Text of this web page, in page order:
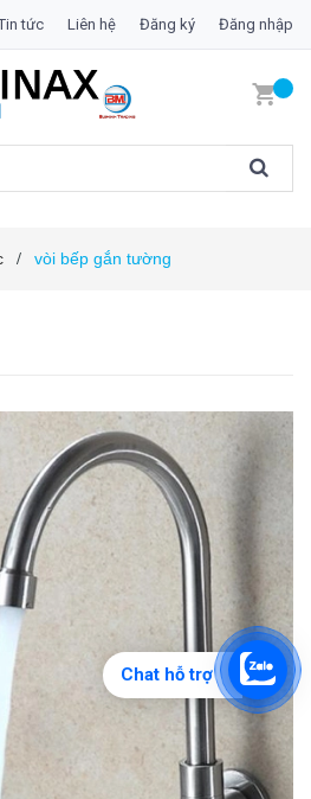
tức Liên hệ Đăng ký Đăng nhập
/ vòi bếp gắn tường
Chat hỗ trợ